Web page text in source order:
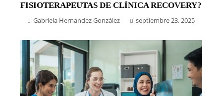
FISIOTERAPEUTAS DE CLÍNICA RECOVERY?
Gabriela Hernandez González septiembre 23, 2025